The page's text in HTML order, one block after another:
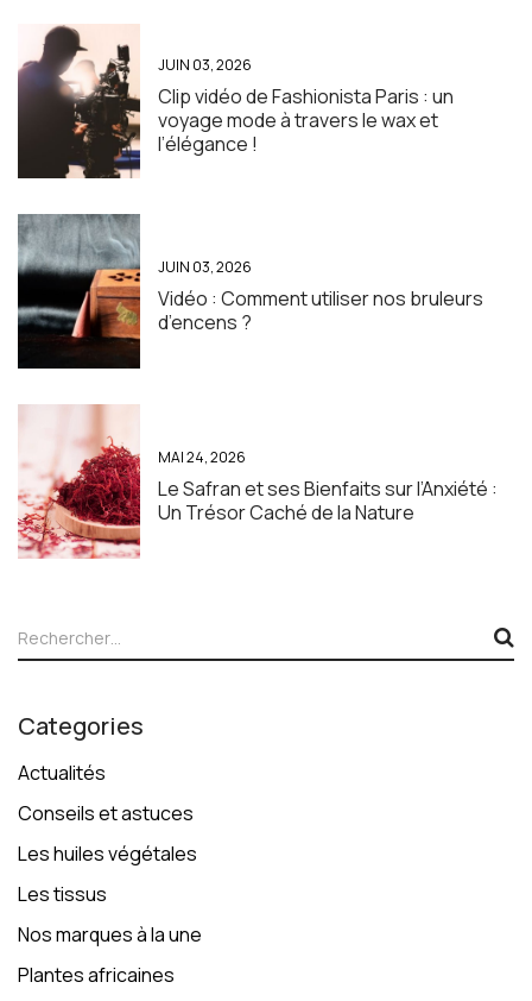
JUIN 03, 2026
Clip vidéo de Fashionista Paris : un
voyage mode à travers le wax et
l’élégance !
JUIN 03, 2026
Vidéo : Comment utiliser nos bruleurs
d’encens ?
MAI 24, 2026
Le Safran et ses Bienfaits sur l’Anxiété :
Un Trésor Caché de la Nature
Categories
Actualités
Conseils et astuces
Les huiles végétales
Les tissus
Nos marques à la une
Plantes africaines